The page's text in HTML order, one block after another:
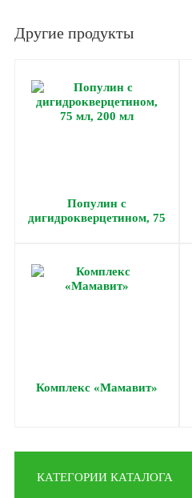
Другие продукты
Популин с
дигидрокверцетином, 75
Комплекс «Мамавит»
КАТЕГОРИИ КАТАЛОГА